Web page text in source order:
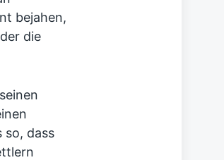
bejahen,
die
so, dass